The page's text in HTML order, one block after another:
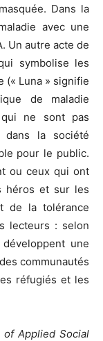
Dans la
avec une
Un autre acte de
symbolise les
(« Luna » signifie
de maladie
qui ne sont pas
dans la société
pour le public.
ou ceux qui ont
héros et sur les
de la tolérance
lecteurs : selon
une
communautés
réfugiés et les
of Applied Social